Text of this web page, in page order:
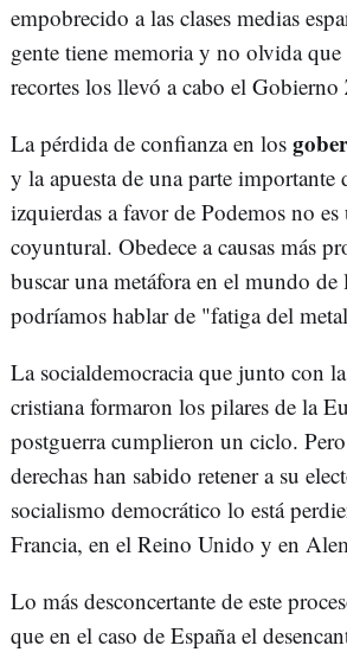
empobrecido a las clases medias
gente tiene memoria y no olvida
recortes los llevó a cabo el Gobierno
La pérdida de confianza en los
y la apuesta de una parte importante
izquierdas a favor de Podemos no es
coyuntural. Obedece a causas más
buscar una metáfora en el mundo de
podríamos hablar de "fatiga del
La socialdemocracia que junto con
cristiana formaron los pilares de la
postguerra cumplieron un ciclo.
derechas han sabido retener a su
socialismo democrático lo está
Francia, en el Reino Unido y en
Lo más desconcertante de este
que en el caso de España el